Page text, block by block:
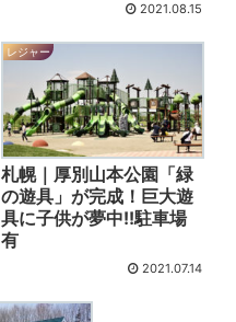
2021.08.15
レジャー
札幌｜厚別山本公園「緑
の遊具」が完成！巨大遊
具に子供が夢中!!駐車場
有
2021.07.14